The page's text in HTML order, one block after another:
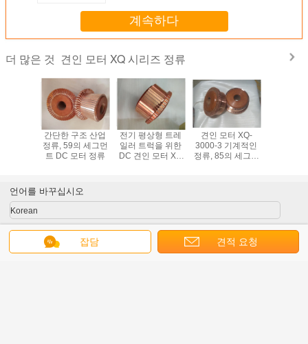
계속하다
더 많은 것 견인 모터 XQ 시리즈 정류
간단한 구조 산업
정류, 59의 세그먼
트 DC 모터 정류
전기 평상형 트레
일러 트럭을 위한
DC 견인 모터 XQ
견인 모터 XQ-
3000-3 기계적인
정류, 85의 세그먼
잡담 견적 요청
언어를 바꾸십시오
Korean